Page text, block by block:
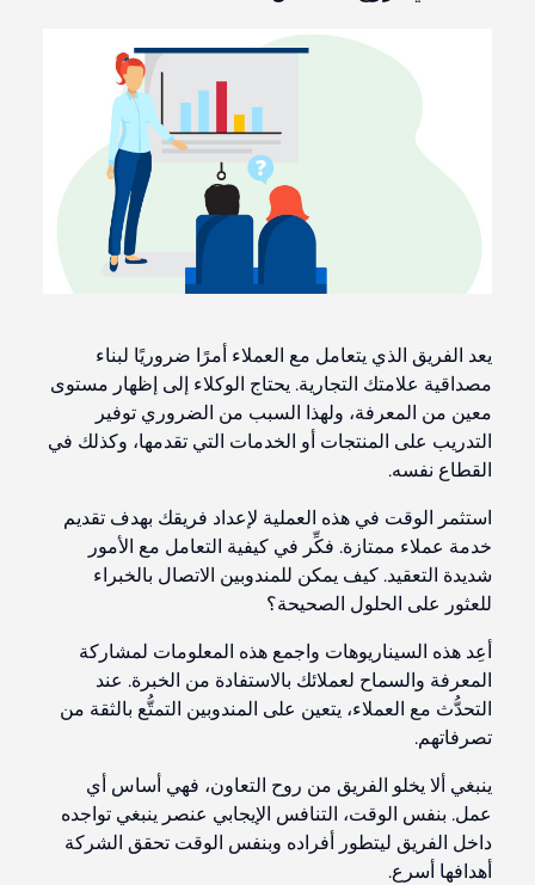
يعد الفريق الذي يتعامل مع العملاء أمرًا ضروريًا لبناء
مصداقية علامتك التجارية. يحتاج الوكلاء إلى إظهار مستوى
معين من المعرفة، ولهذا السبب من الضروري توفير
التدريب على المنتجات أو الخدمات التي تقدمها، وكذلك في
القطاع نفسه.
استثمر الوقت في هذه العملية لإعداد فريقك بهدف تقديم
خدمة عملاء ممتازة. فكِّر في كيفية التعامل مع الأمور
شديدة التعقيد. كيف يمكن للمندوبين الاتصال بالخبراء
للعثور على الحلول الصحيحة؟
أعِد هذه السيناريوهات واجمع هذه المعلومات لمشاركة
المعرفة والسماح لعملائك بالاستفادة من الخبرة. عند
التحدُّث مع العملاء، يتعين على المندوبين التمتُّع بالثقة من
تصرفاتهم.
ينبغي ألا يخلو الفريق من روح التعاون، فهي أساس أي
عمل. بنفس الوقت، التنافس الإيجابي عنصر ينبغي تواجده
داخل الفريق ليتطور أفراده وبنفس الوقت تحقق الشركة
أهدافها أسرع.